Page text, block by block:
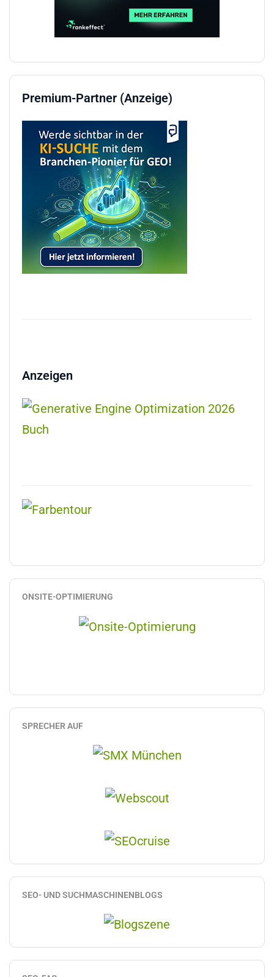
Premium-Partner (Anzeige)
Anzeigen
ONSITE-OPTIMIERUNG
SPRECHER AUF
SEO- UND SUCHMASCHINENBLOGS